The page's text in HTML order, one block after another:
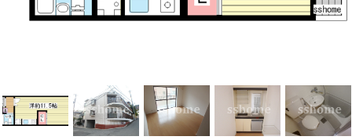
地図から探す
メールでお問い合わせ